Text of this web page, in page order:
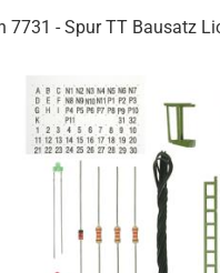
7731 - Spur TT Bausatz